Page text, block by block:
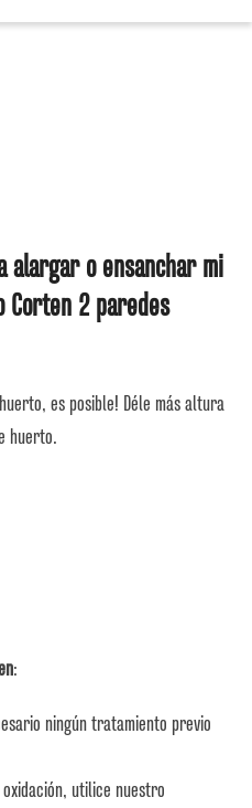
alargar o ensanchar mi
Corten 2 paredes
es posible! Déle más altura
huerto.
:
ningún tratamiento previo
utilice nuestro